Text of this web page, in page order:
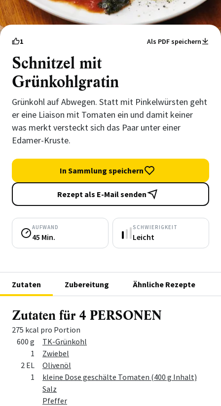
1 Als PDF speichern
Schnitzel mit
Grünkohlgratin
Grünkohl auf Abwegen. Statt mit Pinkelwürsten geht
er eine Liaison mit Tomaten ein und damit keiner
was merkt versteckt sich das Paar unter einer
Edamer-Kruste.
In Sammlung speichern
Rezept als E-Mail senden
AUFWAND
45 Min.
SCHWIERIGKEIT
Leicht
Zutaten Zubereitung Ähnliche Rezepte
Zutaten für 4 PERSONEN
275 kcal pro Portion
Menge Zutat
600 g
TK-Grünkohl
1
Zwiebel
2 EL
Olivenöl
1
kleine Dose geschälte Tomaten (400 g Inhalt)
Salz
Pfeffer